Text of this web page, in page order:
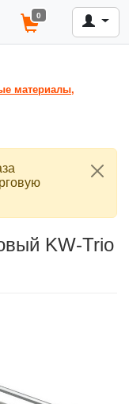
0
материалы,
KW-Trio